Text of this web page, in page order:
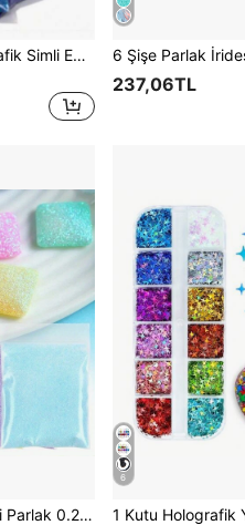
22 adet/set 10g Holografik Simli Epoksi Reçine Dolgu Maddesi, Parlak Altın ve Gümüş Reçine Pigmenti, Silikon Kalıp Doldurma, Bardak Sanatı ve Kendin Yap El Sanatları İçin Uygundur
237,06TL
6 Şişe Makaron Renkleri Parlak 0.2mm Simli Reçine Dolgu Malzemesi, DIY Epoksi Reçine Silikon Kalıp Dolgu Tozu Takı, Kolye, Anahtarlık El Sanatları Dekorasyonu İçin
6